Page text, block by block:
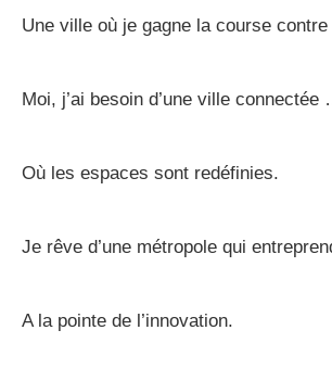
Une ville où je gagne la course
Moi, j’ai besoin d’une ville connectée
Où les espaces sont redéfinies.
Je rêve d’une métropole qui
A la pointe de l’innovation.